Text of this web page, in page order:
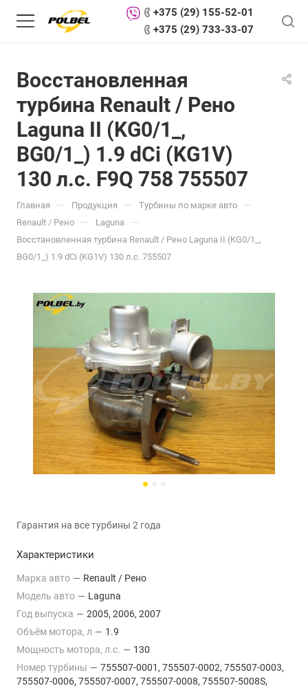
+375 (29) 155-52-01
+375 (29) 733-33-07
Восстановленная
турбина Renault / Рено
Laguna II (KG0/1_,
BG0/1_) 1.9 dCi (KG1V)
130 л.с. F9Q 758 755507
Главная — Продукция — Турбины по марке авто —
Renault / Рено — Laguna —
Восстановленная турбина Renault / Рено Laguna II (KG0/1_,
BG0/1_) 1.9 dCi (KG1V) 130 л.с. 755507
Гарантия на все турбины 2 года
Характеристики
Марка авто — Renault / Рено
Модель авто — Laguna
Год выпуска — 2005, 2006, 2007
Объём мотора, л — 1.9
Мощность мотора, л.с. — 130
Номер турбины — 755507-0001, 755507-0002, 755507-0003,
755507-0006, 755507-0007, 755507-0008, 755507-5008S,